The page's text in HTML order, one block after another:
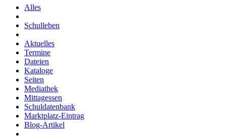
Alles
Schulleben
Aktuelles
Termine
Dateien
Kataloge
Seiten
Mediathek
Mittagessen
Schuldatenbank
Marktplatz-Eintrag
Blog-Artikel